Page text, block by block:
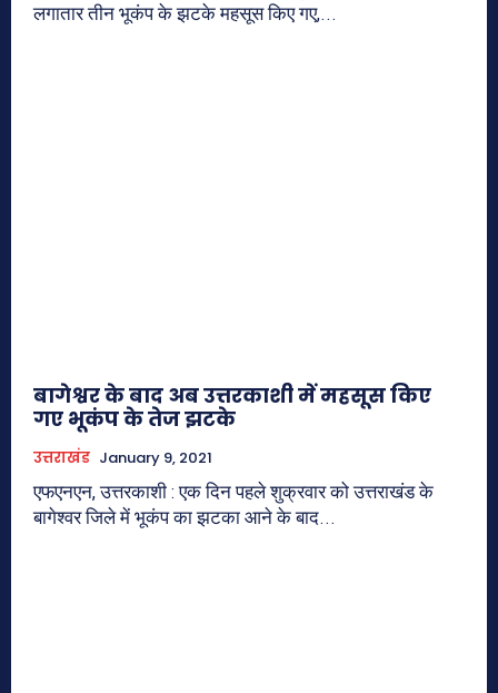
लगातार तीन भूकंप के झटके महसूस किए गए,...
बागेश्वर के बाद अब उत्तरकाशी में महसूस किए
गए भूकंप के तेज झटके
उत्तराखंड January 9, 2021
एफएनएन, उत्तरकाशी : एक दिन पहले शुक्रवार को उत्तराखंड के
बागेश्वर जिले में भूकंप का झटका आने के बाद...